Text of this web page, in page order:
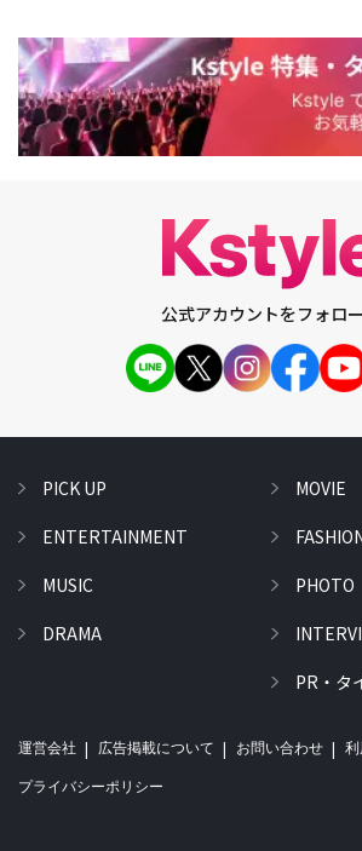
公式アカウントをフォロー
PICK UP
ENTERTAINMENT
MUSIC
DRAMA
MOVIE
PHOTO
PR・タ
運営会社 広告掲載について お問い合わせ
プライバシーポリシー